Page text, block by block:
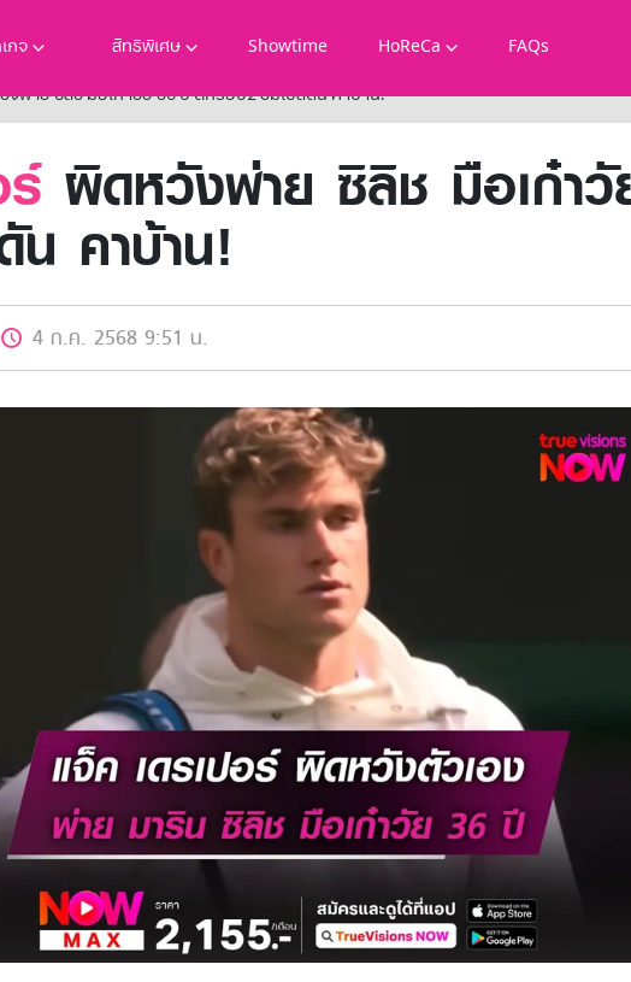
กจ สิทธิพิเศษ Showtime HoReCa FAQs
งพ่าย ซิลิช มือเก๋าวัย 36 ปี ตกรอบ2 วิมเบิลดัน คาบ้าน!
ผิดหวังพ่าย ซิลิช มือเก๋า
น คาบ้าน!
4 ก.ค. 2568 9:51 น.